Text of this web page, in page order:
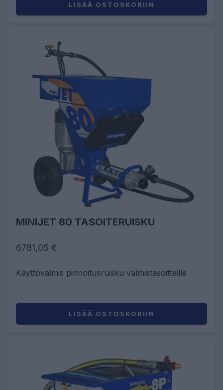
LISÄÄ OSTOSKORIIN
MINIJET 80 TASOITERUISKU
6781,05 €
Käyttövalmis pinnoitusruisku valmistasoitteille
LISÄÄ OSTOSKORIIN